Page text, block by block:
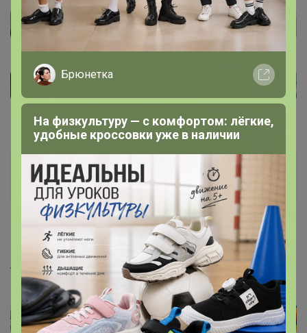
Анна38
Великий магистр
20 августа, 2024 12:23
Artemida, почему последний выкуп??
Брюнетка
На физкультуру — с комфортом: лёгкие,
удобные кроссовки уже в наличии